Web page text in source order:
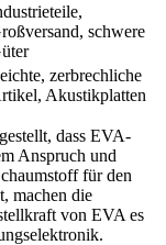
schwere
zerbrechliche
Akustikplatten
dass EVA-
Anspruch und
für den
machen die
von EVA es